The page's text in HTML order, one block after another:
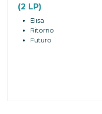
(2 LP)
Elisa
Ritorno
Futuro